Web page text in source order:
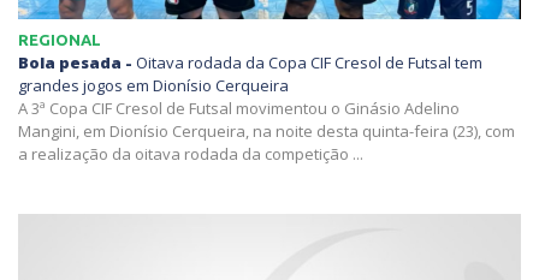
REGIONAL
Bola pesada - Oitava rodada da Copa CIF Cresol de Futsal tem
grandes jogos em Dionísio Cerqueira
A 3ª Copa CIF Cresol de Futsal movimentou o Ginásio Adelino
Mangini, em Dionísio Cerqueira, na noite desta quinta-feira (23), com
a realização da oitava rodada da competição ...